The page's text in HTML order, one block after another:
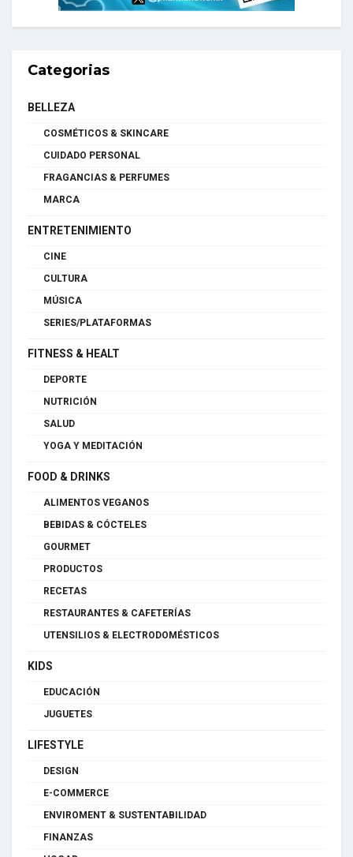
Categorias
BELLEZA
COSMÉTICOS & SKINCARE
CUIDADO PERSONAL
FRAGANCIAS & PERFUMES
MARCA
ENTRETENIMIENTO
CINE
CULTURA
MÚSICA
SERIES/PLATAFORMAS
FITNESS & HEALT
DEPORTE
NUTRICIÓN
SALUD
YOGA Y MEDITACIÓN
FOOD & DRINKS
ALIMENTOS VEGANOS
BEBIDAS & CÓCTELES
GOURMET
PRODUCTOS
RECETAS
RESTAURANTES & CAFETERÍAS
UTENSILIOS & ELECTRODOMÉSTICOS
KIDS
EDUCACIÓN
JUGUETES
LIFESTYLE
DESIGN
E-COMMERCE
ENVIROMENT & SUSTENTABILIDAD
FINANZAS